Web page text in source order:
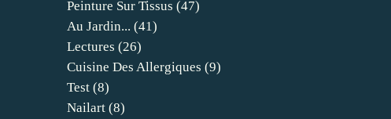
Peinture Sur Tissus (47)
Au Jardin... (41)
Lectures (26)
Cuisine Des Allergiques (9)
Test (8)
Nailart (8)